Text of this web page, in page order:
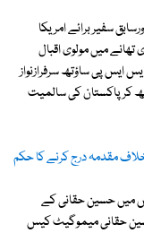
سفیر برائے امریکا
میں مولوی اقبال
ایس پی ساؤتھ سرفرازنواز
کرپاکستان کی سالمیت
مقدمہ درج کرنے کا حکم
میں حسین حقانی کے
حقانی میموگیٹ کیس